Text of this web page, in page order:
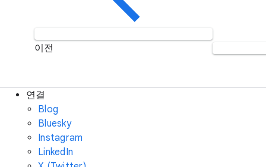
이전
연결
Blog
Bluesky
Instagram
LinkedIn